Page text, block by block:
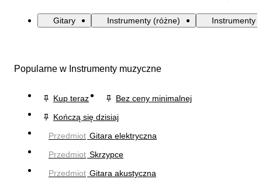
Gitary Instrumenty (różne) Instrumenty
Popularne w Instrumenty muzyczne
Kup teraz
Bez ceny minimalnej
Kończą się dzisiaj
Przedmiot Gitara elektryczna
Przedmiot Skrzypce
Przedmiot Gitara akustyczna